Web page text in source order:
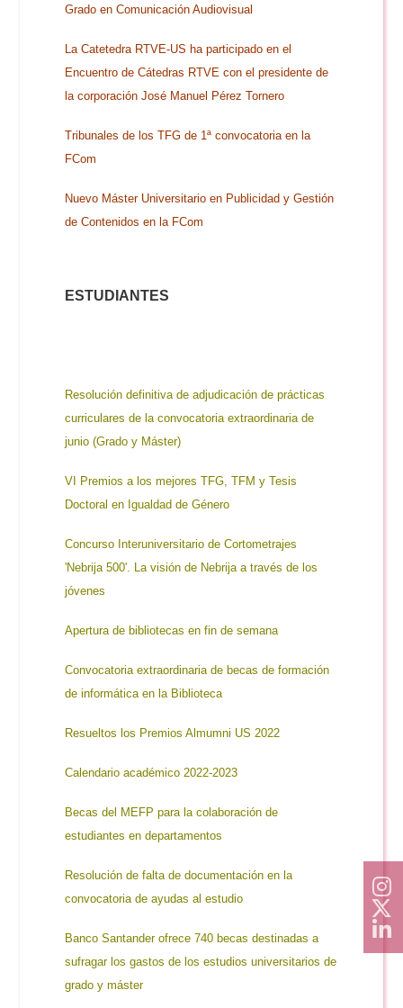
Grado en Comunicación Audiovisual
La Catetedra RTVE-US ha participado en el
Encuentro de Cátedras RTVE con el presidente de
la corporación José Manuel Pérez Tornero
Tribunales de los TFG de 1ª convocatoria en la
FCom
Nuevo Máster Universitario en Publicidad y Gestión
de Contenidos en la FCom
ESTUDIANTES
Resolución definitiva de adjudicación de prácticas
curriculares de la convocatoria extraordinaria de
junio (Grado y Máster)
VI Premios a los mejores TFG, TFM y Tesis
Doctoral en Igualdad de Género
Concurso Interuniversitario de Cortometrajes
'Nebrija 500'. La visión de Nebrija a través de los
jóvenes
Apertura de bibliotecas en fin de semana
Convocatoria extraordinaria de becas de formación
de informática en la Biblioteca
Resueltos los Premios Almumni US 2022
Calendario académico 2022-2023
Becas del MEFP para la colaboración de
estudiantes en departamentos
Resolución de falta de documentación en la
convocatoria de ayudas al estudio
Banco Santander ofrece 740 becas destinadas a
sufragar los gastos de los estudios universitarios de
grado y máster